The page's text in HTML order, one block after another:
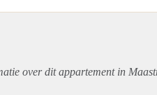
over ditappartementin